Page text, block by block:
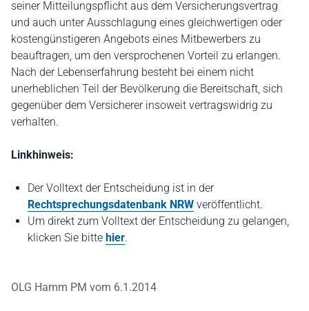
seiner Mitteilungspflicht aus dem Versicherungsvertrag
und auch unter Ausschlagung eines gleichwertigen oder
kostengünstigeren Angebots eines Mitbewerbers zu
beauftragen, um den versprochenen Vorteil zu erlangen.
Nach der Lebenserfahrung besteht bei einem nicht
unerheblichen Teil der Bevölkerung die Bereitschaft, sich
gegenüber dem Versicherer insoweit vertragswidrig zu
verhalten.
Linkhinweis:
Der Volltext der Entscheidung ist in der
Rechtsprechungsdatenbank NRW veröffentlicht.
Um direkt zum Volltext der Entscheidung zu gelangen,
klicken Sie bitte hier.
OLG Hamm PM vom 6.1.2014